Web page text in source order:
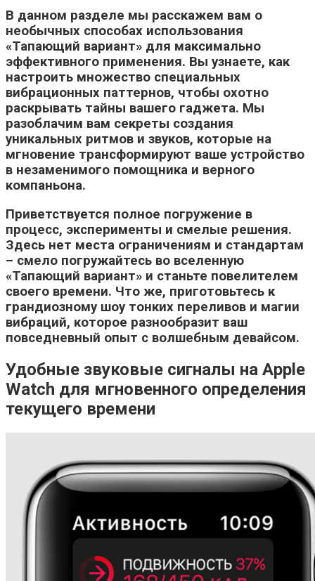
В данном разделе мы расскажем вам о
необычных способах использования
«Тапающий вариант» для максимально
эффективного применения. Вы узнаете, как
настроить множество специальных
вибрационных паттернов, чтобы охотно
раскрывать тайны вашего гаджета. Мы
разоблачим вам секреты создания
уникальных ритмов и звуков, которые на
мгновение трансформируют ваше устройство
в незаменимого помощника и верного
компаньона.
Приветствуется полное погружение в
процесс, эксперименты и смелые решения.
Здесь нет места ограничениям и стандартам
– смело погружайтесь во вселенную
«Тапающий вариант» и станьте повелителем
своего времени. Что же, приготовьтесь к
грандиозному шоу тонких переливов и магии
вибраций, которое разнообразит ваш
повседневный опыт с волшебным девайсом.
Удобные звуковые сигналы на Apple
Watch для мгновенного определения
текущего времени